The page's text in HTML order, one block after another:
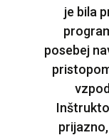
je bila
posebej